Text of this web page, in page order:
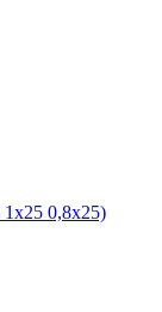
0,8x25)